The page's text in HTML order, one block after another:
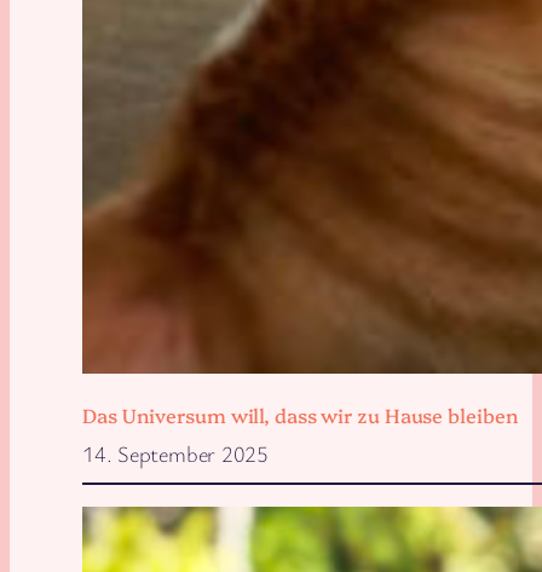
Das Universum will, dass wir zu Hause bleiben
14. September 2025